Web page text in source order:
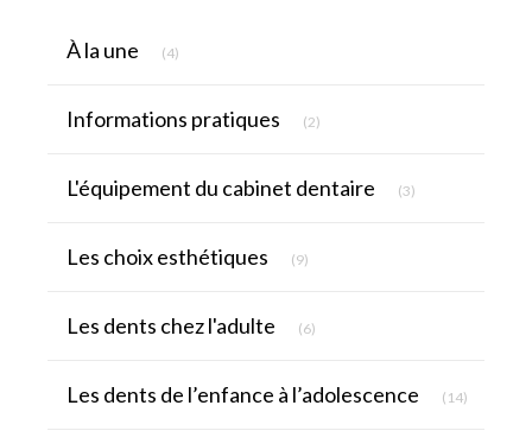
À la une (4)
Informations pratiques (2)
L'équipement du cabinet dentaire (3)
Les choix esthétiques (9)
Les dents chez l'adulte (6)
Les dents de l’enfance à l’adolescence (14)